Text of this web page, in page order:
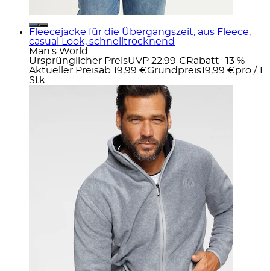
Fleecejacke für die Übergangszeit, aus Fleece,
casual Look, schnelltrocknend
Man's World
Ursprünglicher PreisUVP 22,99 € Rabatt- 13 %
Aktueller Preisab 19,99 €Grundpreis19,99 €pro / 1
Stk